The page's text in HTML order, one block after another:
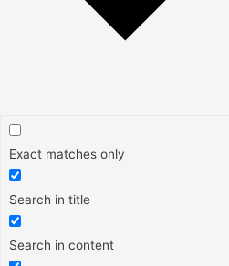
Exact matches only
Search in title
Search in content